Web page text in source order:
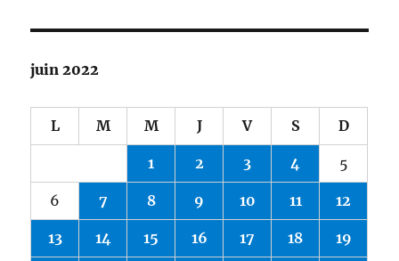
juin 2022
L M M J V S D
1 2 3 4 5
6 7 8 9 10 11 12
13 14 15 16 17 18 19